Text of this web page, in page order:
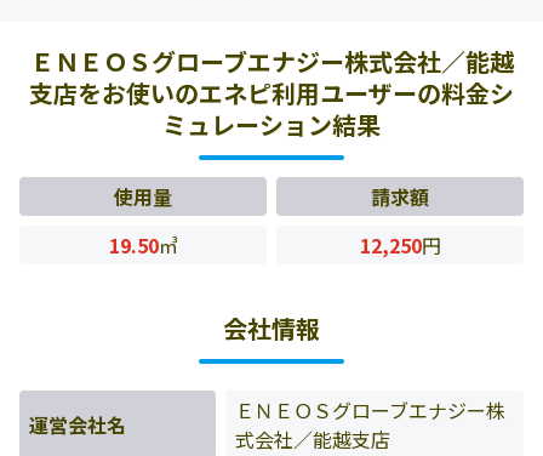
報などを表示しています。
ＥＮＥＯＳグローブエナジー株式会社／能越
支店をお使いのエネピ利用ユーザーの料金シ
ミュレーション結果
使用量
請求額
19.50㎥ 12,250円
会社情報
運営会社名
ＥＮＥＯＳグローブエナジー株
式会社／能越支店